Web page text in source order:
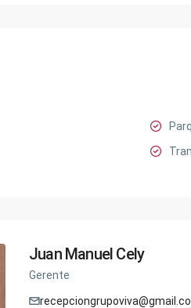
Juan Manuel Cely
Gerente